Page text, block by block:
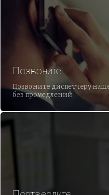
Позвоните
Позвоните диспетчеру
без промедлений.